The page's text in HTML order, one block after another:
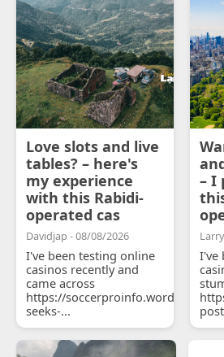
Love slots and live
tables? – here's
my experience
with this Rabidi-
operated cas
Davidjap - 08/08/2026
I've been testing online
casinos recently and
came across
https://
seeks-...
– I
I've